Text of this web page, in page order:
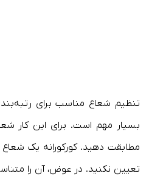
تنظیم شعاع مناسب برای
بسیار مهم است. برای این کار
مطابقت دهید. کورکورانه یک شعاع
تعیین نکنید. در عوض، آن را